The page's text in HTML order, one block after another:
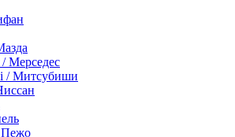
/ Мерседес
/ Митсубиши
Пежо